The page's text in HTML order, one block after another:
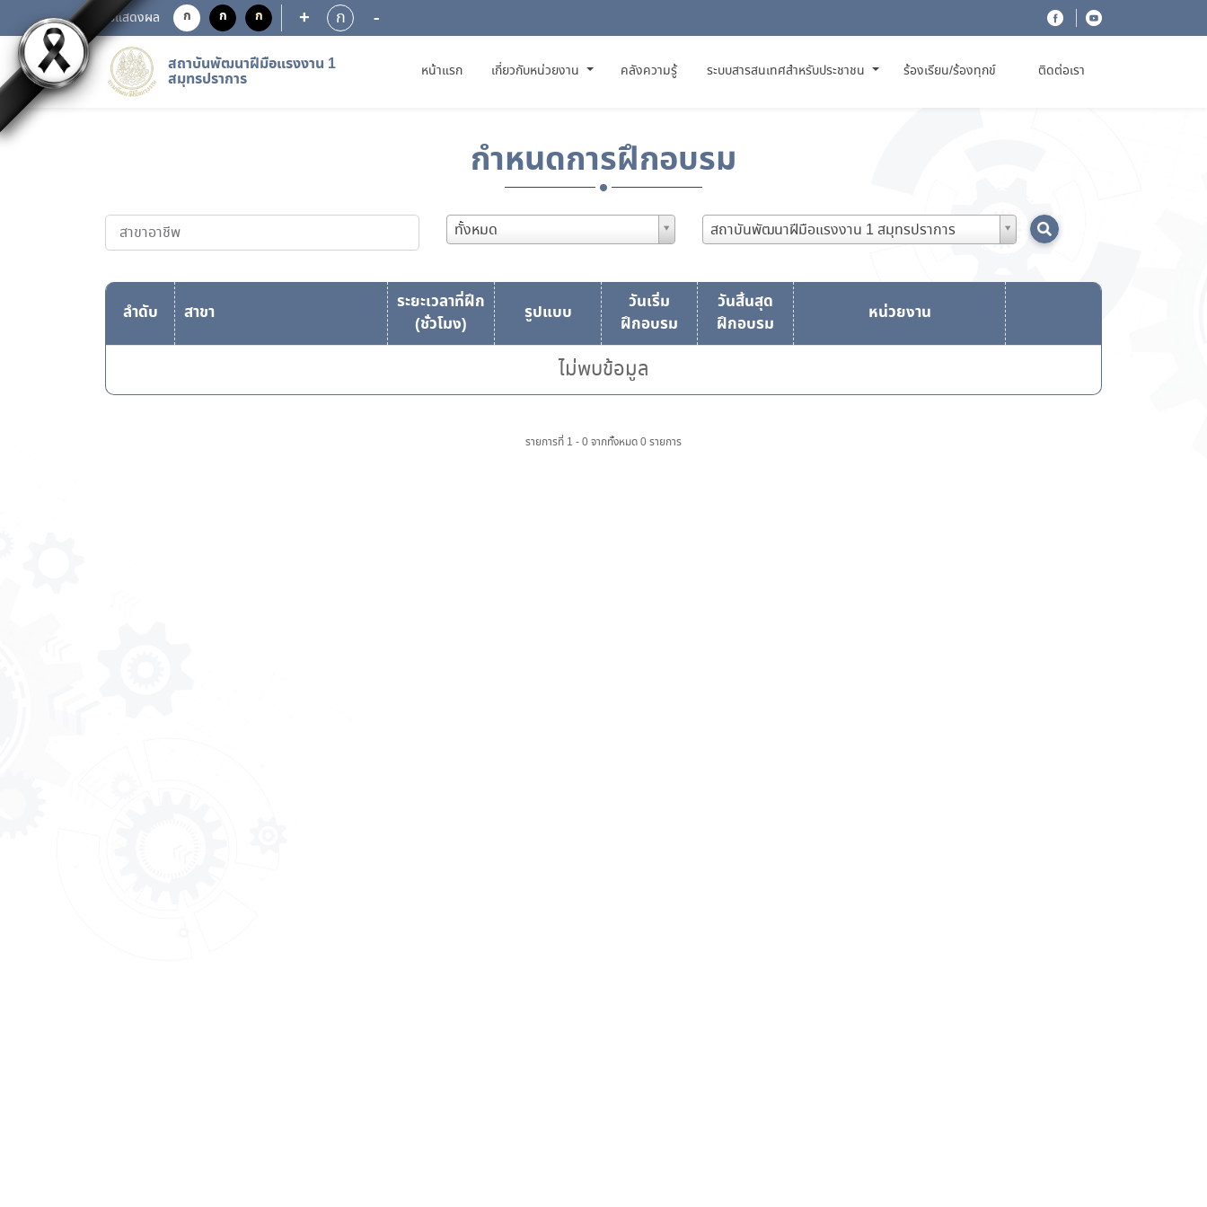
การแสดงผล ก ก ก + ก -
สถาบันพัฒนาฝีมือแรงงาน 1
สมุทรปราการ หน้าแรก(CURRENT)
เกี่ยวกับหน่วยงาน คลังความรู้ ระบบสารสนเทศสำหรับประชาชน ร้องเรียน/ร้องทุกข์ ติดต่อเรา
กำหนดการฝึกอบรม
ทั้งหมด สถาบันพัฒนาฝีมือแรงงาน 1 สมุทรปราการ
ลำดับ สาขา
ระยะเวลาที่ฝึก
(ชั่วโมง)
รูปแบบ
วันเริ่ม
ฝึกอบรม
วันสิ้นสุด
ฝึกอบรม
หน่วยงาน
ไม่พบข้อมูล
รายการที่ 1 - 0 จากทั้งหมด 0 รายการ